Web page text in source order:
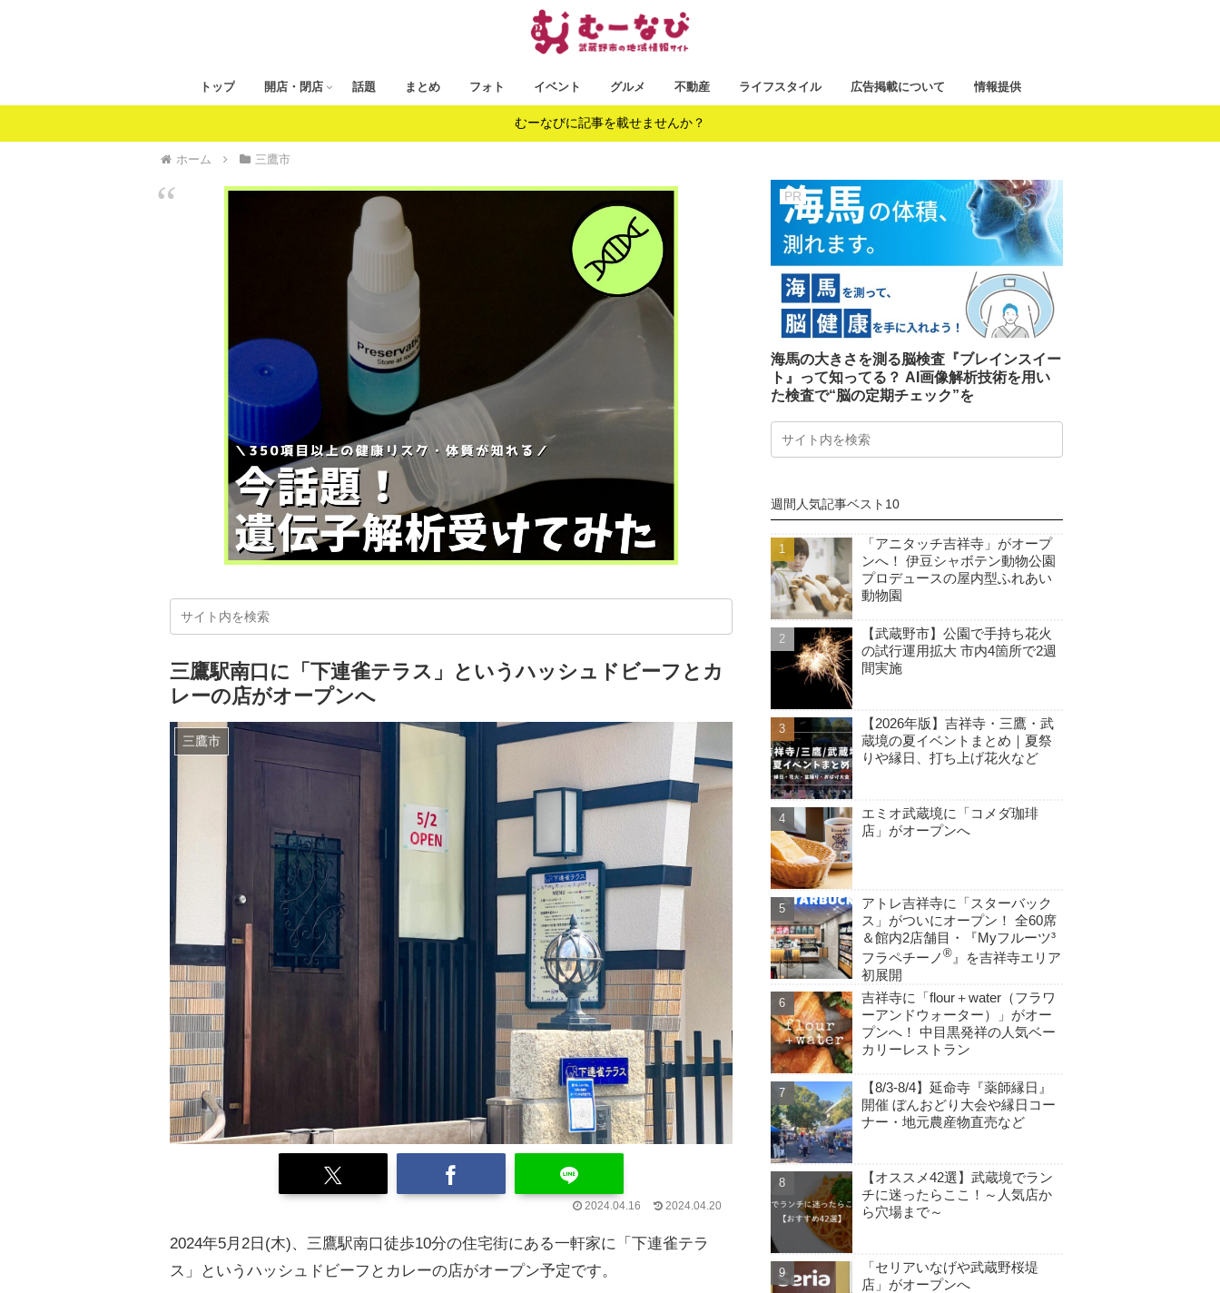
トップ 開店・閉店 話題 まとめ フォト イベント グルメ 不動産 ライフスタイル 広告掲載について 情報提供
むーなびに記事を載せませんか？
ホーム 三鷹市
三鷹駅南口に「下連雀テラス」というハッシュドビーフとカ
レーの店がオープンへ
三鷹市
2024.04.16 2024.04.20
2024年5月2日(木)、三鷹駅南口徒歩10分の住宅街にある一軒家に「下連雀テラ
ス」というハッシュドビーフとカレーの店がオープン予定です。
海馬の大きさを測る脳検査『ブレインスイー
ト』って知ってる？ AI画像解析技術を用い
た検査で“脳の定期チェック”を
週間人気記事ベスト10
「アニタッチ吉祥寺」がオープ
ンへ！ 伊豆シャボテン動物公園
プロデュースの屋内型ふれあい
動物園
【武蔵野市】公園で手持ち花火
の試行運用拡大 市内4箇所で2週
間実施
【2026年版】吉祥寺・三鷹・武
蔵境の夏イベントまとめ｜夏祭
りや縁日、打ち上げ花火など
エミオ武蔵境に「コメダ珈琲
店」がオープンへ
アトレ吉祥寺に「スターバック
ス」がついにオープン！ 全60席
＆館内2店舗目・『Myフルーツ³
フラペチーノ ®』を吉祥寺エリア
初展開
吉祥寺に「flour＋water（フラワ
ーアンドウォーター）」がオー
プンへ！ 中目黒発祥の人気ベー
カリーレストラン
【8/3-8/4】延命寺『薬師縁日』
開催 ぼんおどり大会や縁日コー
ナー・地元農産物直売など
【オススメ42選】武蔵境でラン
チに迷ったらここ！～人気店か
ら穴場まで～
「セリアいなげや武蔵野桜堤
店」がオープンへ